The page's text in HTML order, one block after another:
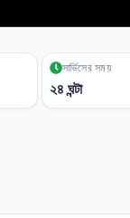
সার্ভিসের সময়
২৪ ঘন্টা